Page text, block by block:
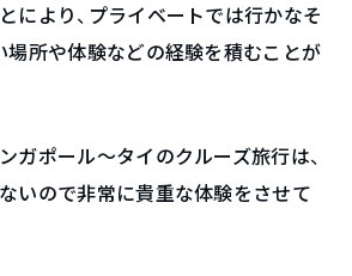
により、プライベートでは行かなそ
場所や体験などの経験を積むことが
ガポール〜タイのクルーズ旅行は、
いので非常に貴重な体験をさせて